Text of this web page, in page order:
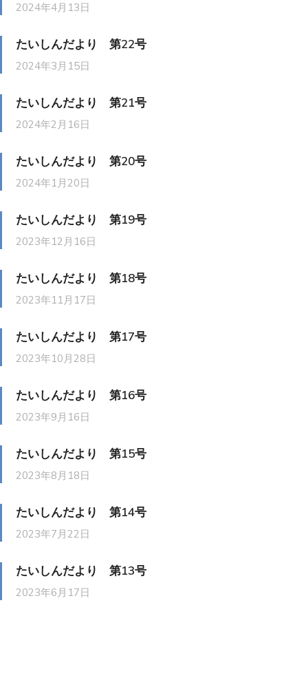
2024年4月13日
たいしんだより 第22号
2024年3月15日
たいしんだより 第21号
2024年2月16日
たいしんだより 第20号
2024年1月20日
たいしんだより 第19号
2023年12月16日
たいしんだより 第18号
2023年11月17日
たいしんだより 第17号
2023年10月28日
たいしんだより 第16号
2023年9月16日
たいしんだより 第15号
2023年8月18日
たいしんだより 第14号
2023年7月22日
たいしんだより 第13号
2023年6月17日